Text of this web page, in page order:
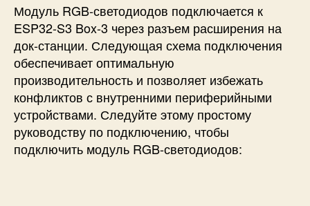
Модуль RGB-светодиодов подключается к
ESP32-S3 Box-3 через разъем расширения на
док-станции. Следующая схема подключения
обеспечивает оптимальную
производительность и позволяет избежать
конфликтов с внутренними периферийными
устройствами. Следуйте этому простому
руководству по подключению, чтобы
подключить модуль RGB-светодиодов: